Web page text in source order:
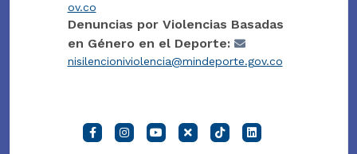
ov.co
Denuncias por Violencias Basadas
en Género en el Deporte:
nisilencioniviolencia@mindeporte.gov.co